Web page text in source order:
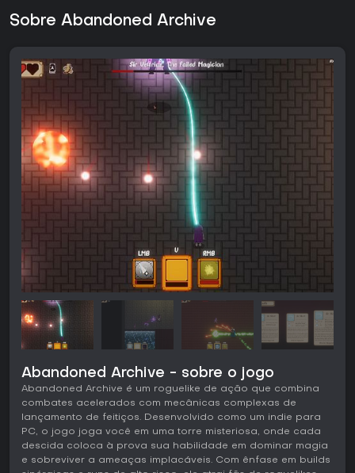
Sobre Abandoned Archive
Abandoned Archive - sobre o jogo
Abandoned Archive é um roguelike de ação que combina
combates acelerados com mecânicas complexas de
lançamento de feitiços. Desenvolvido como um indie para
PC, o jogo joga você em uma torre misteriosa, onde cada
descida coloca à prova sua habilidade em dominar magia
e sobreviver a ameaças implacáveis. Com ênfase em builds